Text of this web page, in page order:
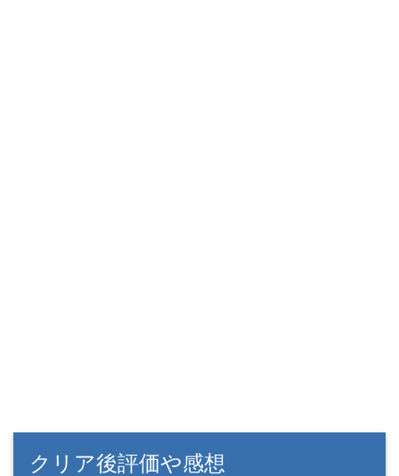
クリア後評価や感想